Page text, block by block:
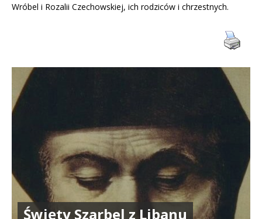
Wróbel i Rozalii Czechowskiej, ich rodziców i chrzestnych.
Święty Szarbel z Libanu